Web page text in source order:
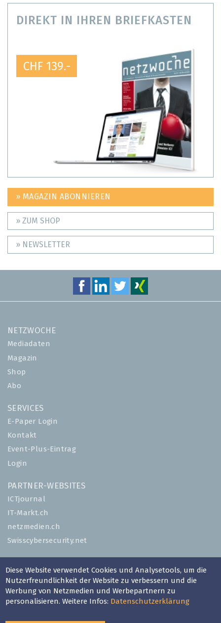
DIREKT IN IHREN BRIEFKASTEN
CHF 139.-
» MAGAZIN ABONNIEREN
» ZUM SHOP
» NEWSLETTER
NETZWOCHE
Mediadaten
Magazin
Shop
Abo
SERVICES
E-Paper Login
Kontakt
Event-Plus-Eintrag
Login
PARTNER-WEBSITES
ICTjournal
IT-Markt.ch
netzmedien.ch
Swisscybersecurity.net
Impressum
AGB
Nutzungsbestimmungen
Diese Website verwendet Cookies und Analysetools, um die
Nutzerfreundlichkeit der Website zu verbessern und die
Werbung von Netzmedien und Werbepartnern zu
personalisieren. Weitere Infos: Datenschutzerklärung